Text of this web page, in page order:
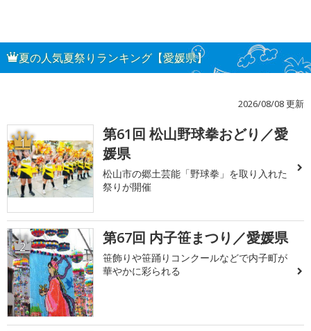
夏の人気夏祭りランキング【愛媛県】
2026/08/08 更新
1
第61回 松山野球拳おどり／愛
媛県
松山市の郷土芸能「野球拳」を取り入れた
祭りが開催
2 第67回 内子笹まつり／愛媛県
笹飾りや笹踊りコンクールなどで内子町が
華やかに彩られる